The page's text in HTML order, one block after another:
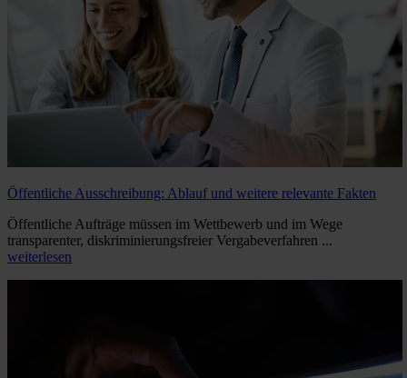
Öffentliche Ausschreibung: Ablauf und weitere relevante Fakten
Öffentliche Aufträge müssen im Wettbewerb und im Wege
transparenter, diskriminierungsfreier Vergabeverfahren ...
weiterlesen